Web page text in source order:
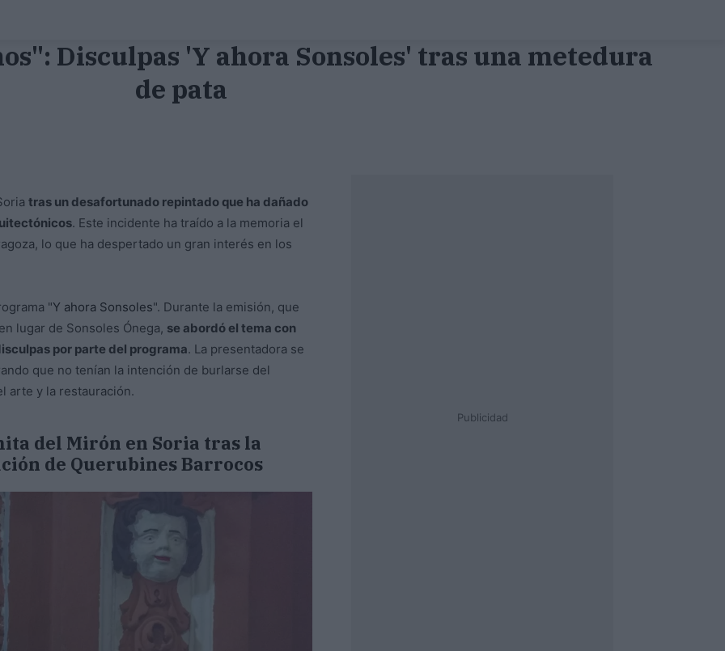
Disculpas 'Y ahora Sonsoles' tras una metedura
de pata
tras un desafortunado repintado que ha dañado
. Este incidente ha traído a la memoria el
lo que ha despertado un gran interés en los
"Y ahora Sonsoles". Durante la emisión, que
lugar de Sonsoles Ónega, se abordó el tema con
por parte del programa. La presentadora se
que no tenían la intención de burlarse del
arte y la restauración.
del Mirón en Soria tras la
de Querubines Barrocos
Publicidad